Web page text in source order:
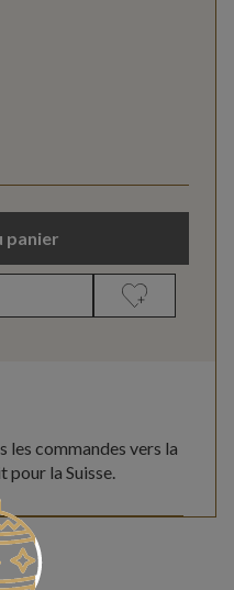
panier
commandes vers la
la Suisse.